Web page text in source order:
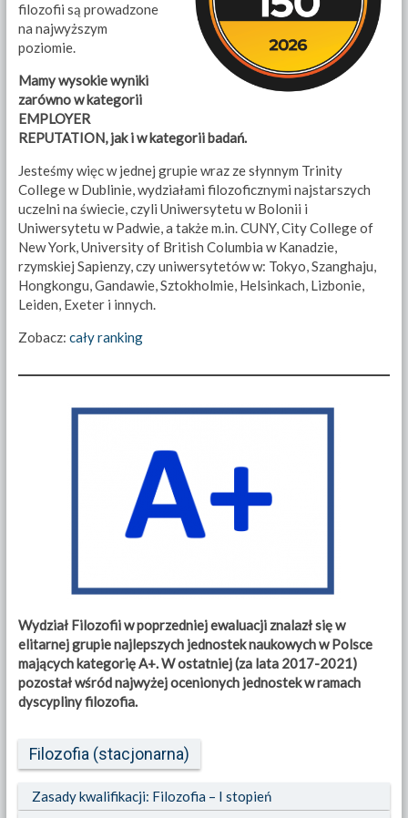
filozofii są prowadzone
na najwyższym
poziomie.
Mamy wysokie wyniki
zarówno w kategorii
EMPLOYER
REPUTATION, jak i w kategorii badań.
Jesteśmy więc w jednej grupie wraz ze słynnym Trinity
College w Dublinie, wydziałami filozoficznymi najstarszych
uczelni na świecie, czyli Uniwersytetu w Bolonii i
Uniwersytetu w Padwie, a także m.in. CUNY, City College of
New York, University of British Columbia w Kanadzie,
rzymskiej Sapienzy, czy uniwersytetów w: Tokyo, Szanghaju,
Hongkongu, Gandawie, Sztokholmie, Helsinkach, Lizbonie,
Leiden, Exeter i innych.
Zobacz: cały ranking
Wydział Filozofii w poprzedniej ewaluacji znalazł się w
elitarnej grupie najlepszych jednostek naukowych w Polsce
mających kategorię A+. W ostatniej (za lata 2017-2021)
pozostał wśród najwyżej ocenionych jednostek w ramach
dyscypliny filozofia.
Filozofia (stacjonarna)
Zasady kwalifikacji: Filozofia – I stopień